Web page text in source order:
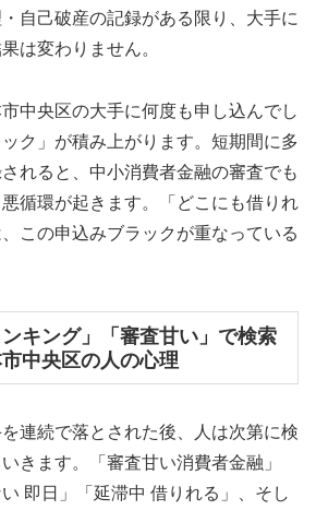
自己破産の記録がある限り、大手に
は変わりません。
中央区の大手に何度も申し込んでし
ク」が積み上がります。短期間に多
れると、中小消費者金融の審査でも
循環が起きます。「どこにも借りれ
この申込みブラックが重なっている
ンキング」「審査甘い」で検索
中央区の人の心理
連続で落とされた後、人は次第に検
きます。「審査甘い消費者金融」
い 即日」「延滞中 借りれる」、そし